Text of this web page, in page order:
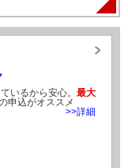
いるから安心。 最大
申込がオススメ
>>詳細